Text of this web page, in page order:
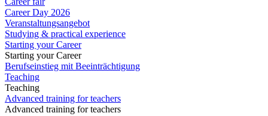
Career Day 2026
Veranstaltungsangebot
Studying & practical experience
Starting your Career
Starting your Career
Berufseinstieg mit Beeinträchtigung
Teaching
Teaching
Advanced training for teachers
Advanced training for teachers